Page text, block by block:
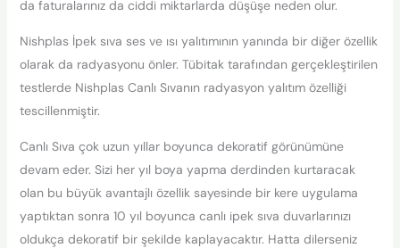
da faturalarınız da ciddi miktarlarda düşüşe neden olur.
Nishplas İpek sıva ses ve ısı yalıtımının yanında bir diğer özellik
olarak da radyasyonu önler. Tübitak tarafından gerçekleştirilen
testlerde Nishplas Canlı Sıvanın radyasyon yalıtım özelliği
tescillenmiştir.
Canlı Sıva çok uzun yıllar boyunca dekoratif görünümüne
devam eder. Sizi her yıl boya yapma derdinden kurtaracak
olan bu büyük avantajlı özellik sayesinde bir kere uygulama
yaptıktan sonra 10 yıl boyunca canlı ipek sıva duvarlarınızı
oldukça dekoratif bir şekilde kaplayacaktır. Hatta dilerseniz